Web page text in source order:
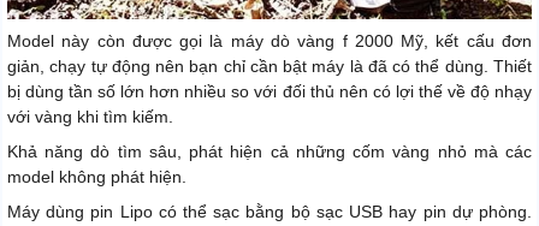
Model này còn được gọi là máy dò vàng f 2000 Mỹ, kết cấu đơn
giản, chạy tự động nên bạn chỉ cần bật máy là đã có thể dùng. Thiết
bị dùng tần số lớn hơn nhiều so với đối thủ nên có lợi thế về độ nhạy
với vàng khi tìm kiếm.
Khả năng dò tìm sâu, phát hiện cả những cốm vàng nhỏ mà các
model không phát hiện.
Máy dùng pin Lipo có thể sạc bằng bộ sạc USB hay pin dự phòng.